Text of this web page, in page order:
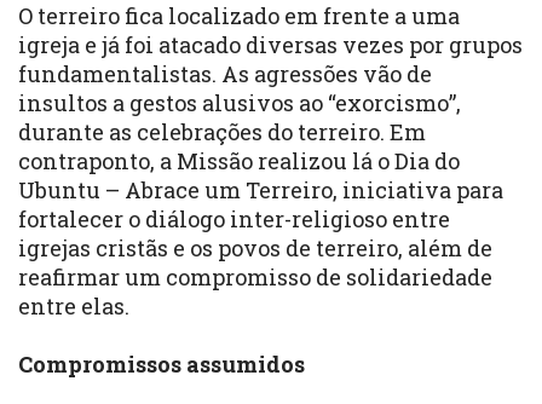
O terreiro fica localizado em frente a uma
igreja e já foi atacado diversas vezes por grupos
fundamentalistas. As agressões vão de
insultos a gestos alusivos ao “exorcismo”,
durante as celebrações do terreiro. Em
contraponto, a Missão realizou lá o Dia do
Ubuntu – Abrace um Terreiro, iniciativa para
fortalecer o diálogo inter-religioso entre
igrejas cristãs e os povos de terreiro, além de
reafirmar um compromisso de solidariedade
entre elas.
Compromissos assumidos